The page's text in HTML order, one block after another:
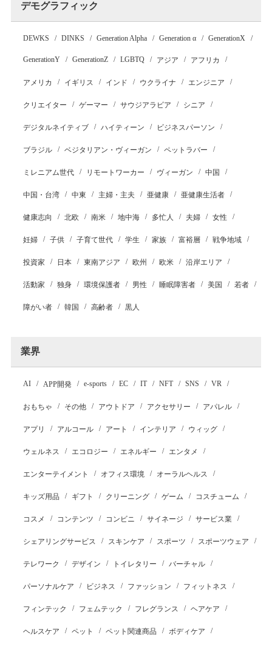
デモグラフィック
DEWKS DINKS Generation Alpha Generation α GenerationX
GenerationY GenerationZ LGBTQ アジア アフリカ
アメリカ イギリス インド ウクライナ エンジニア
クリエイター ゲーマー サウジアラビア シニア
デジタルネイティブ ハイティーン ビジネスパーソン
ブラジル ベジタリアン・ヴィーガン ペットラバー
ミレニアム世代 リモートワーカー ヴィーガン 中国
中国・台湾 中東 主婦・主夫 亜健康 亜健康生活者
健康志向 北欧 南米 地中海 多忙人 夫婦 女性
妊婦 子供 子育て世代 学生 家族 富裕層 戦争地域
投資家 日本 東南アジア 欧州 欧米 沿岸エリア
活動家 独身 環境保護者 男性 睡眠障害者 美国 若者
障がい者 韓国 高齢者 黒人
業界
AI APP開発 e-sports EC IT NFT SNS VR
おもちゃ その他 アウトドア アクセサリー アパレル
アプリ アルコール アート インテリア ウィッグ
ウェルネス エコロジー エネルギー エンタメ
エンターテイメント オフィス環境 オーラルヘルス
キッズ用品 ギフト クリーニング ゲーム コスチューム
コスメ コンテンツ コンビニ サイネージ サービス業
シェアリングサービス スキンケア スポーツ スポーツウェア
テレワーク デザイン トイレタリー バーチャル
パーソナルケア ビジネス ファッション フィットネス
フィンテック フェムテック フレグランス ヘアケア
ヘルスケア ペット ペット関連商品 ボディケア